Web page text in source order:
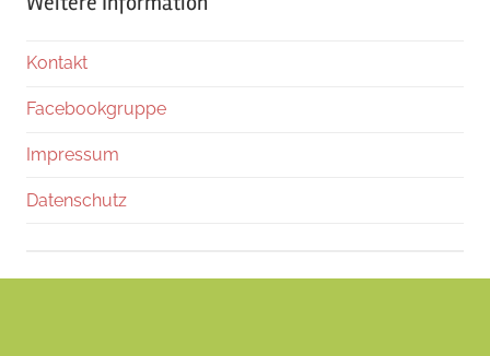
Kontakt
Facebookgruppe
Impressum
Datenschutz